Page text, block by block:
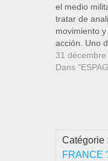
el medio
tratar de
movimiento
acción. Uno
reunificación
31 décembre
Dans
Catégorie :
FRANCE